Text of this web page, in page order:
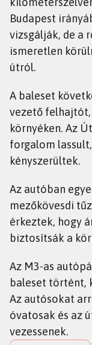
Budapest
vizsgálják, de a
ismeretlen
útról.
A baleset
vezető
környéken. Az
forgalom
kényszerültek.
Az autóban
mezőkövesdi
érkeztek, hogy
biztosítsák a
Az M3-as
baleset történt,
Az autósokat
óvatosak és az
vezessenek.